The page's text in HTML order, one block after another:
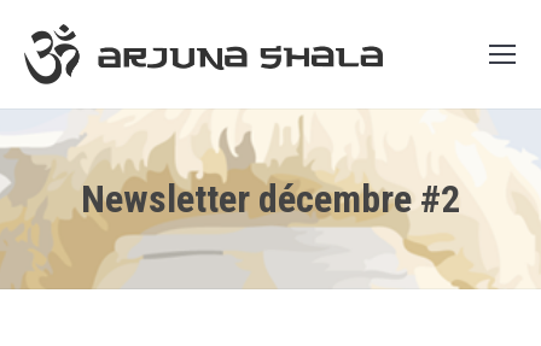
Newsletter décembre #2